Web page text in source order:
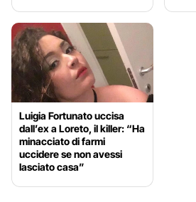
Luigia Fortunato uccisa
dall’ex a Loreto, il killer: “Ha
minacciato di farmi
uccidere se non avessi
lasciato casa”